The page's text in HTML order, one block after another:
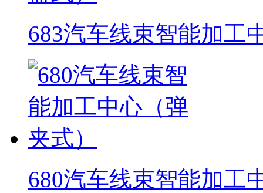
683汽车线束智能加工
680汽车线束智能加工